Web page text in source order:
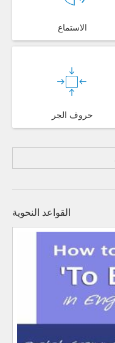
الاستماع
حروف الجر
القواعد النحوية